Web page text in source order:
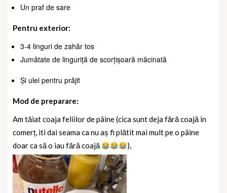
Un praf de sare
Pentru exterior:
3-4 linguri de zahăr tos
Jumătate de linguriță de scorțișoară măcinată
Și ulei pentru prăjit
Mod de preparare:
Am tăiat coaja feliilor de pâine (cica sunt deja fără coajă in
comerț, iti dai seama ca nu aș fi plătit mai mult pe o pâine
doar ca să o iau fără coajă
),